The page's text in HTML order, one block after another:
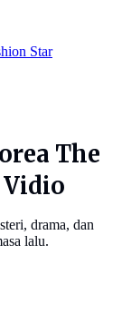
Star
The
drama, dan
lalu.